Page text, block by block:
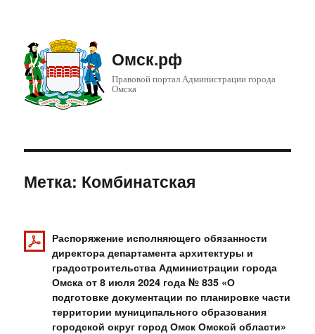
Омск.рф
Правовой портал Администрации города
Омска
Метка: Комбинатская
Распоряжение исполняющего обязанности
директора департамента архитектуры и
градостроительства Администрации города
Омска от 8 июля 2024 года № 835 «О
подготовке документации по планировке части
территории муниципального образования
городской округ город Омск Омской области»